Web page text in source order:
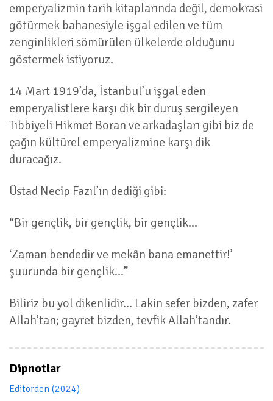
emperyalizmin tarih kitaplarında değil, demokrasi
götürmek bahanesiyle işgal edilen ve tüm
zenginlikleri sömürülen ülkelerde olduğunu
göstermek istiyoruz.
14 Mart 1919’da, İstanbul’u işgal eden
emperyalistlere karşı dik bir duruş sergileyen
Tıbbiyeli Hikmet Boran ve arkadaşları gibi biz de
çağın kültürel emperyalizmine karşı dik
duracağız.
Üstad Necip Fazıl’ın dediği gibi:
“Bir gençlik, bir gençlik, bir gençlik...
‘Zaman bendedir ve mekân bana emanettir!’
şuurunda bir gençlik...”
Biliriz bu yol dikenlidir... Lakin sefer bizden, zafer
Allah’tan; gayret bizden, tevfik Allah’tandır.
Dipnotlar
Editörden (2024)